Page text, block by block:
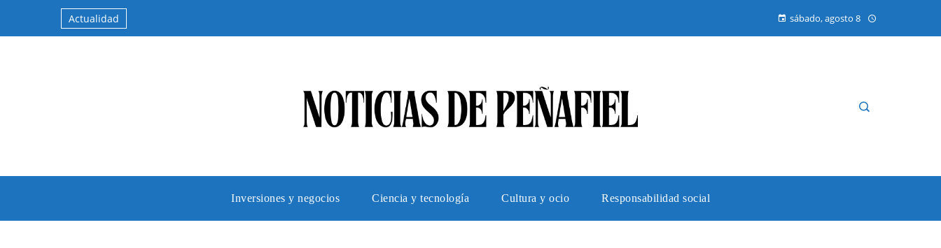
Actualidad sábado, agosto 8
Inversiones y negocios Ciencia y tecnología Cultura y ocio Responsabilidad social